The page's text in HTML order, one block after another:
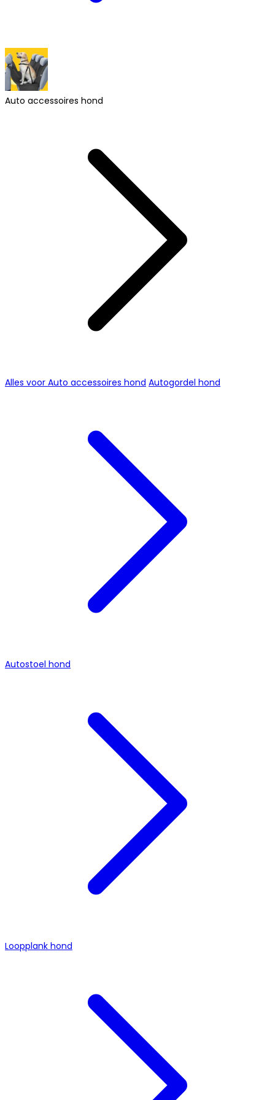
Auto accessoires hond
Alles voor Auto accessoires hond Autogordel hond
Autostoel hond
Loopplank hond